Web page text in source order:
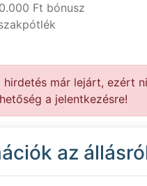
Ft bónusz
hirdetés már lejárt, ezért
a jelentkezésre!
az